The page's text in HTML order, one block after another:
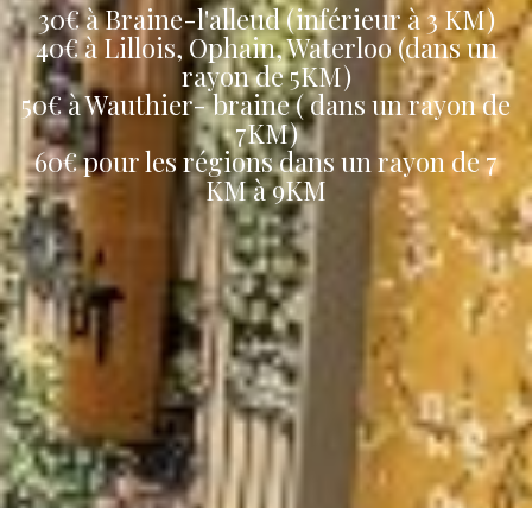
30€ à Braine-l'alleud (inférieur à 3 KM)
40€ à Lillois, Ophain, Waterloo (dans un
rayon de 5KM)
50€ à Wauthier- braine ( dans un rayon de
7KM)
60€ pour les régions dans un rayon de 7
KM à 9KM